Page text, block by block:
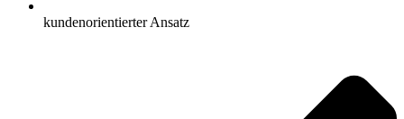
kundenorientierter Ansatz